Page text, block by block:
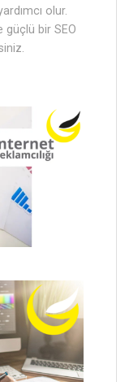
olur.
güçlü bir SEO